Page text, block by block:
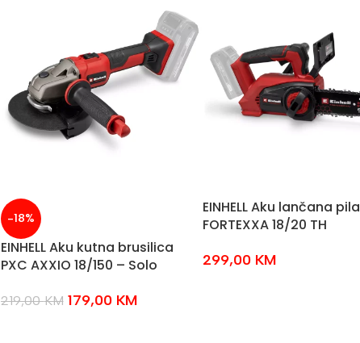
-18%
EINHELL Aku kutna brusilica
PXC AXXIO 18/150 – Solo
219,00KM 179,00 KM
EINHELL Aku lančana pila
FORTEXXA 18/20 TH
299,00 KM